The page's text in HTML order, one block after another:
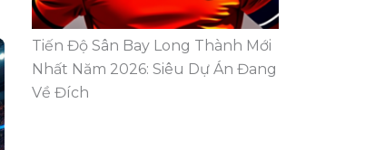
Tiến Độ Sân Bay Long Thành Mới
Nhất Năm 2026: Siêu Dự Án Đang
Về Đích